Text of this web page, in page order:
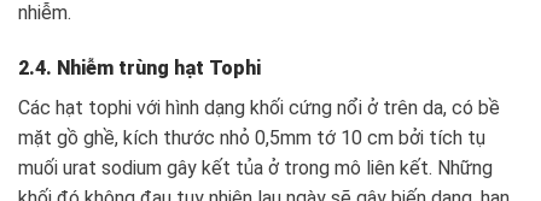
nhiễm.
2.4. Nhiễm trùng hạt Tophi
Các hạt tophi với hình dạng khối cứng nổi ở trên da, có bề
mặt gồ ghề, kích thước nhỏ 0,5mm tớ 10 cm bởi tích tụ
muối urat sodium gây kết tủa ở trong mô liên kết. Những